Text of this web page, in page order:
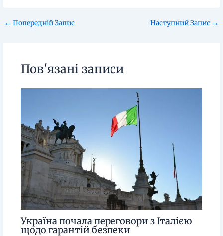
← Попередній Запис Наступний Запис →
Пов'язані записи
Україна почала переговори з Італією
щодо гарантій безпеки